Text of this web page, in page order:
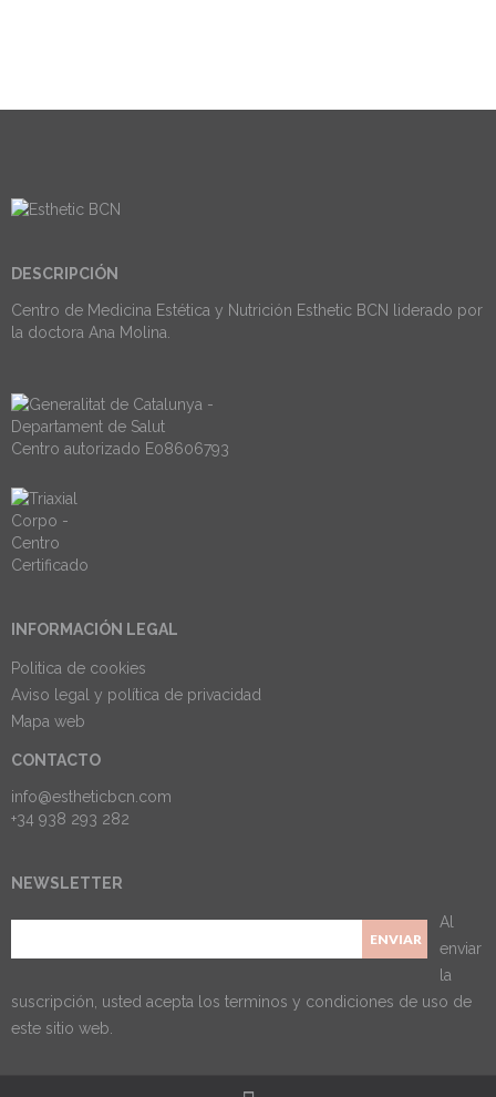
DESCRIPCIÓN
Centro de Medicina Estética y Nutrición Esthetic BCN liderado por
la doctora Ana Molina.
Centro autorizado E08606793
INFORMACIÓN LEGAL
Politica de cookies
Aviso legal y política de privacidad
Mapa web
CONTACTO
info@estheticbcn.com
+34 938 293 282
NEWSLETTER
Al
enviar
la
suscripción, usted acepta los terminos y condiciones de uso de
este sitio web.